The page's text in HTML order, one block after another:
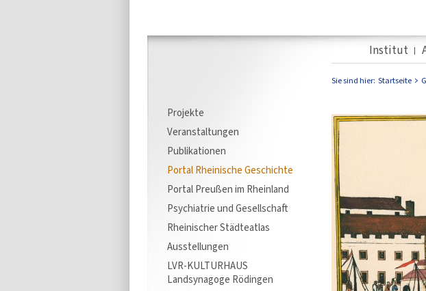
Institut
Projekte
Veranstaltungen
Publikationen
Portal Rheinische Geschichte
Portal Preußen im Rheinland
Psychiatrie und Gesellschaft
Rheinischer Städteatlas
Ausstellungen
LVR-KULTURHAUS
Landsynagoge Rödingen
Sie sind hier: Startseite